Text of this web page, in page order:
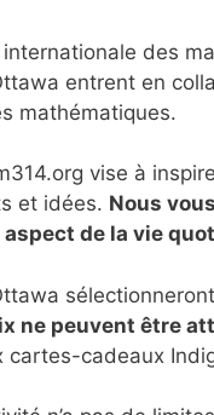
des
entrent en
mathématiques.
vise à
et idées. Nous
de la vie
ne peuvent être
cadeaux